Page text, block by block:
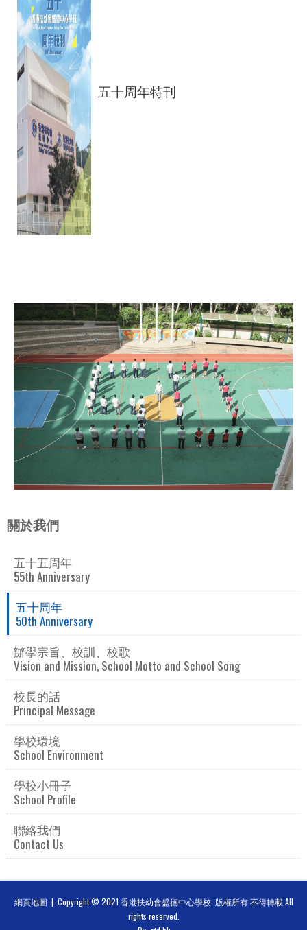
五十周年特刊
關於我們
五十五周年
55th Anniversary
五十周年
50th Anniversary
辦學宗旨、校訓、校歌
Vision and Mission, School Motto and School Song
校長的話
Principal Message
學校環境
School Environment
學校小冊子
School Profile
聯絡我們
Contact Us
網頁地圖 | Copyright © 2021 香港扶幼會盛德中心學校. 版權所有 不得轉載 All
rights reserved.